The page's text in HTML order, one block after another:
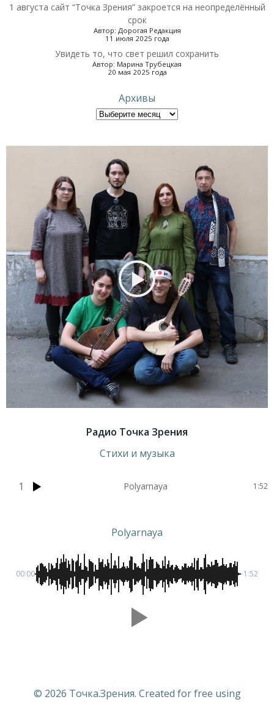
1 августа сайт “Точка Зрения” закроется на неопределённый
срок
Автор: Дорогая Редакция
11 июля 2025 года
Увидеть то, что свет решил сохранить
Автор: Марина Трубецкая
20 мая 2025 года
Архивы
Радио Точка Зрения
Стихи и музыка
1 Polyarnaya 1:52
Polyarnaya
00:00 -1:52
© 2026 Точка.Зрения. Created for free using